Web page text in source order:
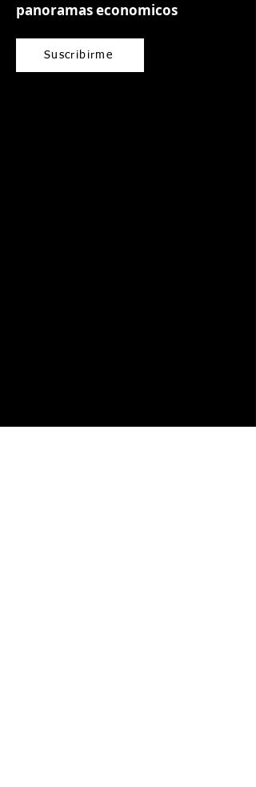
panoramas economicos
Suscribirme